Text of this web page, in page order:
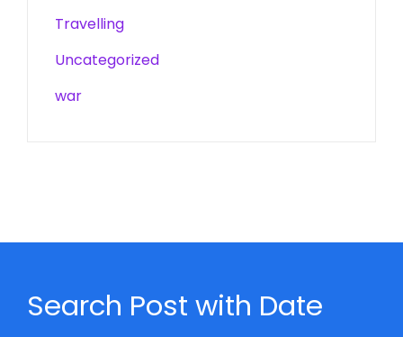
Travelling
Uncategorized
war
Search Post with Date